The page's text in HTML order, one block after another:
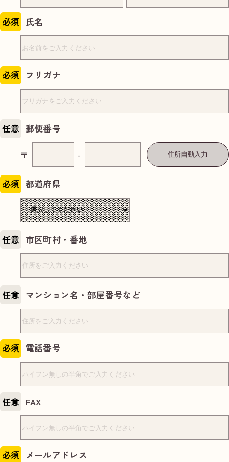
必須 氏名
必須 フリガナ
任意 郵便番号
〒 - 住所自動入力
必須 都道府県
任意 市区町村・番地
任意 マンション名・部屋番号など
必須 電話番号
任意 FAX
必須 メールアドレス